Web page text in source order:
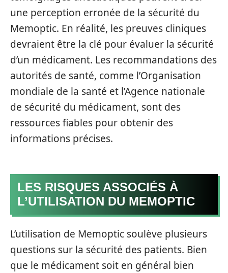
une perception erronée de la sécurité du
Memoptic. En réalité, les preuves cliniques
devraient être la clé pour évaluer la sécurité
d’un médicament. Les recommandations des
autorités de santé, comme l’Organisation
mondiale de la santé et l’Agence nationale
de sécurité du médicament, sont des
ressources fiables pour obtenir des
informations précises.
LES RISQUES ASSOCIÉS À
L’UTILISATION DU MEMOPTIC
L’utilisation de Memoptic soulève plusieurs
questions sur la sécurité des patients. Bien
que le médicament soit en général bien